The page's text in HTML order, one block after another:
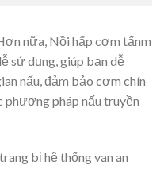
nữa, Nồi hấp cơm tấnm
sử dụng, giúp bạn dễ
nấu, đảm bảo cơm chín
phương pháp nấu truyền
bị hệ thống van an